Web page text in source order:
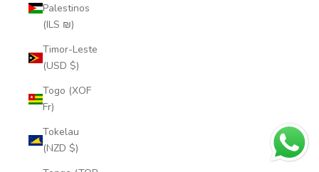
Palestinos
(ILS ₪)
Timor-Leste
(USD $)
Togo (XOF
Fr)
Tokelau
(NZD $)